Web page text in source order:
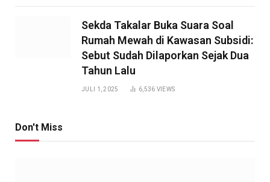
Sekda Takalar Buka Suara Soal
Rumah Mewah di Kawasan Subsidi:
Sebut Sudah Dilaporkan Sejak Dua
Tahun Lalu
JULI 1, 2025 6,536 VIEWS
Don't Miss